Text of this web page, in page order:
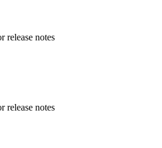
release notes
release notes